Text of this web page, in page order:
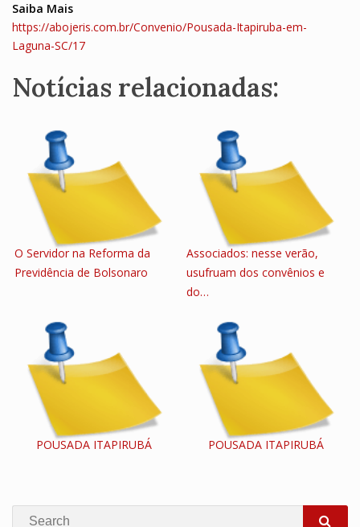
Saiba Mais
https://abojeris.com.br/Convenio/Pousada-Itapiruba-em-
Laguna-SC/17
Notícias relacionadas:
O Servidor na Reforma da
Previdência de Bolsonaro
Associados: nesse verão,
usufruam dos convênios e
do…
POUSADA ITAPIRUBÁ POUSADA ITAPIRUBÁ
Search